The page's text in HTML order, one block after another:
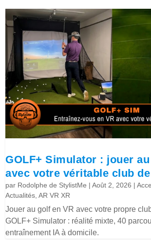
GOLF+ Simulator : jouer
avec votre véritable club
par Rodolphe de StylistMe |Août 2, 2026 |
Actualités,AR VR XR
Jouer au golf en VR avec votre propre
GOLF+ Simulator : réalité mixte, 40
entraînement IA à domicile.